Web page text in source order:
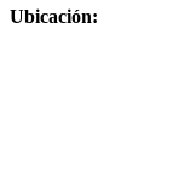
Ubicación: